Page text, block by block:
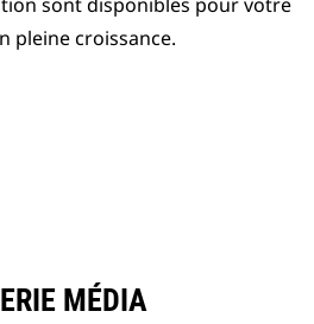
pleine croissance.
MÉDIA